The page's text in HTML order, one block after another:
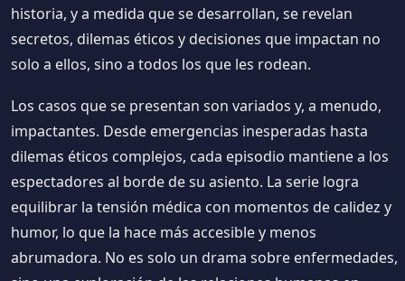
historia, y a medida que se desarrollan, se revelan
secretos, dilemas éticos y decisiones que impactan no
solo a ellos, sino a todos los que les rodean.
Los casos que se presentan son variados y, a menudo,
impactantes. Desde emergencias inesperadas hasta
dilemas éticos complejos, cada episodio mantiene a los
espectadores al borde de su asiento. La serie logra
equilibrar la tensión médica con momentos de calidez y
humor, lo que la hace más accesible y menos
abrumadora. No es solo un drama sobre enfermedades,